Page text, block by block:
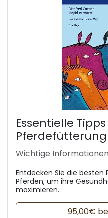
Essentielle
Pferdefütterung
Wichtige
Entdecken Sie die besten
Pferden, um ihre
maximieren.
95,00€